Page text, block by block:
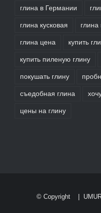
глина в Германии
глина кусковая глина
глина цена купить
купить пиленую глину
покушать глину
съедобная глина
цены на глину
© Copyright